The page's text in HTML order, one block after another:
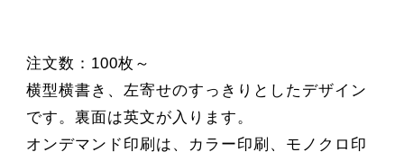
注文数：100枚～
横型横書き、左寄せのすっきりとしたデザイン
です。裏面は英文が入ります。
オンデマンド印刷は、カラー印刷、モノクロ印